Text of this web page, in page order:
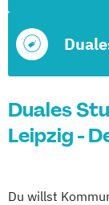
Duales
Leipzig -
Du willst